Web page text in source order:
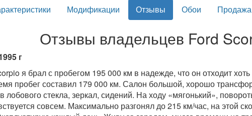
Модификации Отзывы Обои Продажа
Отзывы владельцев Ford
г
я брал с пробегом 195 000 км в надежде, что он отходит
пробег составил 179 000 км. Салон большой, хорошо
лобового стекла, зеркал, сидений. На ходу «мягонький»,
совсем. Максимально разгонял до 215 км/час, на этой